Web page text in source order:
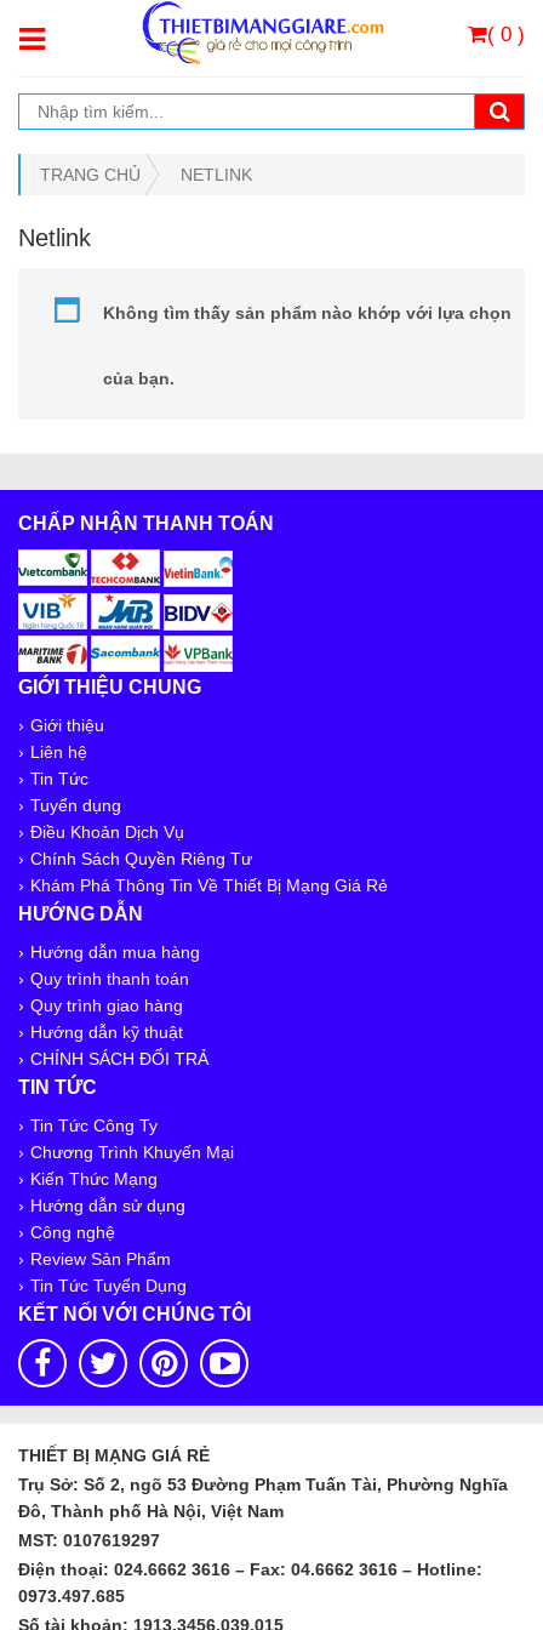
( 0 )
TRANG CHỦ NETLINK
Netlink
Không tìm thấy sản phẩm nào khớp với lựa chọn
của bạn.
CHẤP NHẬN THANH TOÁN
GIỚI THIỆU CHUNG
Giới thiệu
Liên hệ
Tin Tức
Tuyển dụng
Điều Khoản Dịch Vụ
Chính Sách Quyền Riêng Tư
Khám Phá Thông Tin Về Thiết Bị Mạng Giá Rẻ
HƯỚNG DẪN
Hướng dẫn mua hàng
Quy trình thanh toán
Quy trình giao hàng
Hướng dẫn kỹ thuật
CHÍNH SÁCH ĐỔI TRẢ
TIN TỨC
Tin Tức Công Ty
Chương Trình Khuyến Mại
Kiến Thức Mạng
Hướng dẫn sử dụng
Công nghệ
Review Sản Phẩm
Tin Tức Tuyển Dụng
KẾT NỐI VỚI CHÚNG TÔI
THIẾT BỊ MẠNG GIÁ RẺ
Trụ Sở: Số 2, ngõ 53 Đường Phạm Tuấn Tài, Phường Nghĩa
Đô, Thành phố Hà Nội, Việt Nam
MST: 0107619297
Điện thoại: 024.6662 3616 – Fax: 04.6662 3616 – Hotline:
0973.497.685
Số tài khoản: 1913.3456.039.015